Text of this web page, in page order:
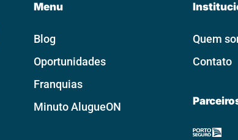
Menu
Blog
Oportunidades
Franquias
Minuto AlugueON
Quem
Contato